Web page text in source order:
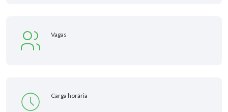
Vagas
Carga horária